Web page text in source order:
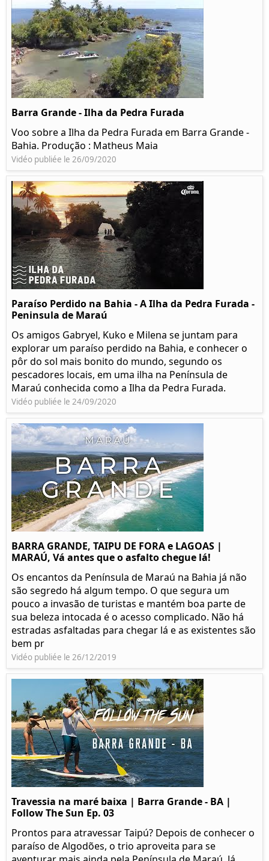
Barra Grande - Ilha da Pedra Furada
Voo sobre a Ilha da Pedra Furada em Barra Grande -
Bahia. Produção : Matheus Maia
Vidéo publiée le 26/09/2020
Paraíso Perdido na Bahia - A Ilha da Pedra Furada -
Peninsula de Maraú
Os amigos Gabryel, Kuko e Milena se juntam para
explorar um paraíso perdido na Bahia, e conhecer o
pôr do sol mais bonito do mundo, segundo os
pescadores locais, em uma ilha na Península de
Maraú conhecida como a Ilha da Pedra Furada.
Vidéo publiée le 24/09/2020
BARRA GRANDE, TAIPU DE FORA e LAGOAS |
MARAÚ, Vá antes que o asfalto chegue lá!
Os encantos da Península de Maraú na Bahia já não
são segredo há algum tempo. O que segura um
pouco a invasão de turistas e mantém boa parte de
sua beleza intocada é o acesso complicado. Não há
estradas asfaltadas para chegar lá e as existentes são
bem pr
Vidéo publiée le 26/12/2019
Travessia na maré baixa | Barra Grande - BA |
Follow The Sun Ep. 03
Prontos para atravessar Taipú? Depois de conhecer o
paraíso de Algodões, o trio aproveita para se